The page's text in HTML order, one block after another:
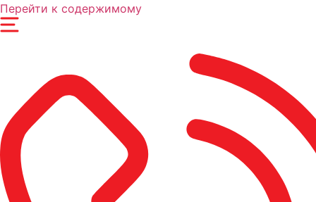
Перейти к содержимому